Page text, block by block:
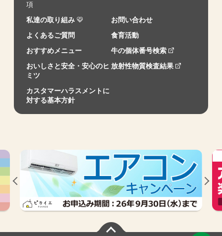
項
私達の取り組み
お問い合わせ
よくあるご質問
食育活動
おすすめメニュー
牛の個体番号検索
おいしさと安全・安心のヒ
ミツ
放射性物質検査結果
カスタマーハラスメントに
対する基本方針